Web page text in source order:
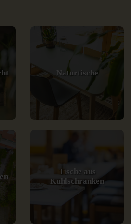
Naturtische
Tische aus
Kühlschränken